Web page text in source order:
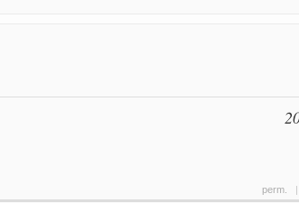
perm. |